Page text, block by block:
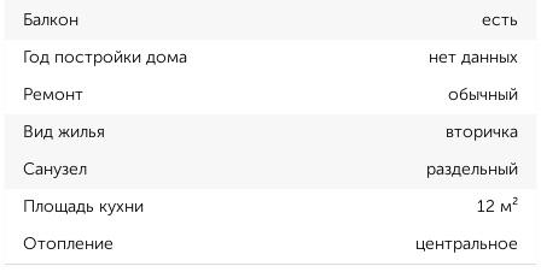
Балкон есть
Год постройки дома нет данных
Ремонт обычный
Вид жилья вторичка
Санузел раздельный
Площадь кухни 12 м²
Отопление центральное